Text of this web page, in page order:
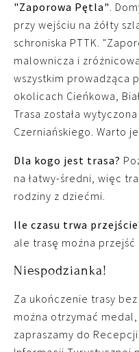
"Zaporowa Pętla" .
przy wejściu na żółty
schroniska PTTK.
malownicza i
wszystkim prowadząca
okolicach Cieńkowa,
Trasa została
Czerniańskiego. Warto
Dla kogo jest trasa?
na łatwy-średni, więc
rodziny z dziećmi.
Ile czasu trwa
ale trasę można przejść
Niespodzianka!
Za ukończenie trasy
można otrzymać
zapraszamy do